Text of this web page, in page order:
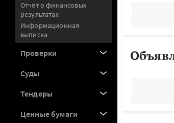
Отчёт о финансовых
результатах
Информационная
выписка
Проверки
Суды
Тендеры
Ценные бумаги